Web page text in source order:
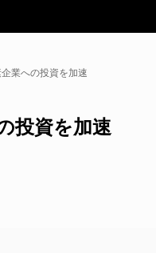
業への投資を加速
投資を加速